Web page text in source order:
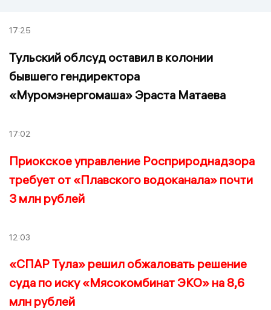
17:25
Тульский облсуд оставил в колонии
бывшего гендиректора
«Муромэнергомаша» Эраста Матаева
17:02
Приокское управление Росприроднадзора
требует от «Плавского водоканала» почти
3 млн рублей
12:03
«СПАР Тула» решил обжаловать решение
суда по иску «Мясокомбинат ЭКО» на 8,6
млн рублей